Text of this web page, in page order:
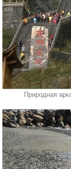
Природная